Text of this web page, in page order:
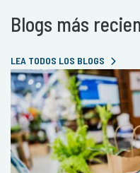
Blogs más
LEA TODOS LOS BLOGS